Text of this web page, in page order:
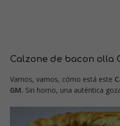
Calzone de bacon olla
Vamos, vamos, cómo está este
GM. Sin horno, una auténtica